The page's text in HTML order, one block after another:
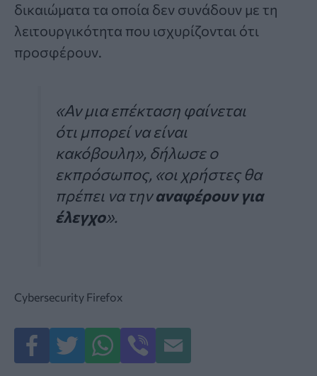
δικαιώματα τα οποία δεν συνάδουν με τη
λειτουργικότητα που ισχυρίζονται ότι
προσφέρουν.
«Αν μια επέκταση φαίνεται
ότι μπορεί να είναι
κακόβουλη», δήλωσε ο
εκπρόσωπος, «οι χρήστες θα
πρέπει να τηναναφέρουν για
έλεγχο».
Cybersecurity Firefox